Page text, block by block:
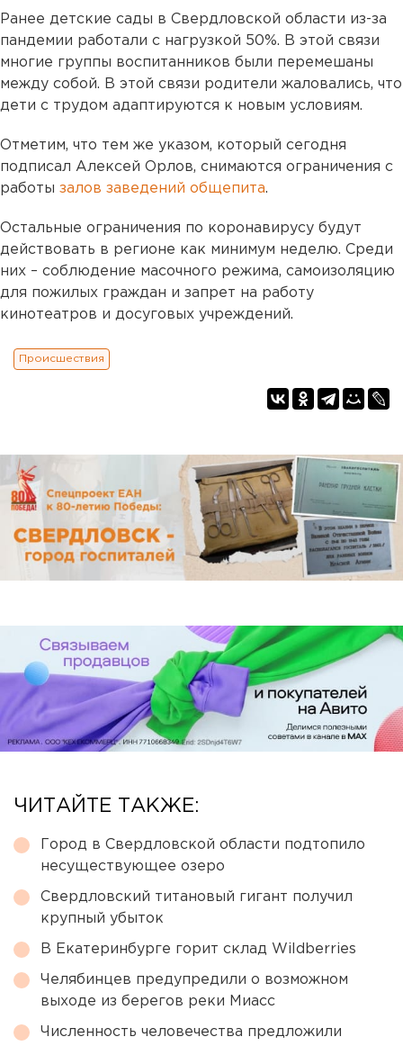
Ранее детские сады в Свердловской области из-за
пандемии работали с нагрузкой 50%. В этой связи
многие группы воспитанников были перемешаны
между собой. В этой связи родители жаловались, что
дети с трудом адаптируются к новым условиям.
Отметим, что тем же указом, который сегодня
подписал Алексей Орлов, снимаются ограничения с
работы залов заведений общепита.
Остальные ограничения по коронавирусу будут
действовать в регионе как минимум неделю. Среди
них – соблюдение масочного режима, самоизоляцию
для пожилых граждан и запрет на работу
кинотеатров и досуговых учреждений.
Происшествия
ЧИТАЙТЕ ТАКЖЕ:
Город в Свердловской области подтопило
несуществующее озеро
Свердловский титановый гигант получил
крупный убыток
В Екатеринбурге горит склад Wildberries
Челябинцев предупредили о возможном
выходе из берегов реки Миасс
Численность человечества предложили